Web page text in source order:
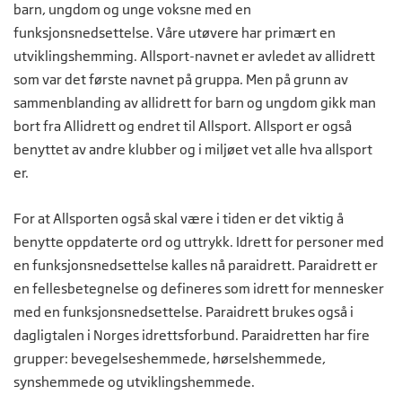
barn, ungdom og unge voksne med en
funksjonsnedsettelse. Våre utøvere har primært en
utviklingshemming. Allsport-navnet er avledet av allidrett
som var det første navnet på gruppa. Men på grunn av
sammenblanding av allidrett for barn og ungdom gikk man
bort fra Allidrett og endret til Allsport. Allsport er også
benyttet av andre klubber og i miljøet vet alle hva allsport
er.
For at Allsporten også skal være i tiden er det viktig å
benytte oppdaterte ord og uttrykk. Idrett for personer med
en funksjonsnedsettelse kalles nå paraidrett. Paraidrett er
en fellesbetegnelse og defineres som idrett for mennesker
med en funksjonsnedsettelse. Paraidrett brukes også i
dagligtalen i Norges idrettsforbund. Paraidretten har fire
grupper: bevegelseshemmede, hørselshemmede,
synshemmede og utviklingshemmede.